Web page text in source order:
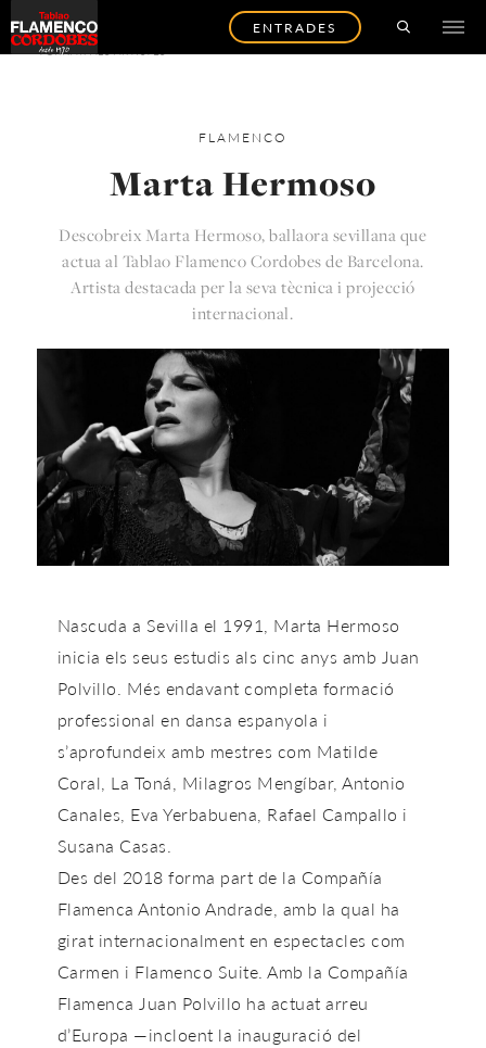
ENTRADES
TORNAR ALS ARTISTES
FLAMENCO
Marta Hermoso
Descobreix Marta Hermoso, ballaora sevillana que
actua al Tablao Flamenco Cordobes de Barcelona.
Artista destacada per la seva tècnica i projecció
internacional.
Nascuda a Sevilla el 1991, Marta Hermoso
inicia els seus estudis als cinc anys amb Juan
Polvillo. Més endavant completa formació
professional en dansa espanyola i
s’aprofundeix amb mestres com Matilde
Coral, La Toná, Milagros Mengíbar, Antonio
Canales, Eva Yerbabuena, Rafael Campallo i
Susana Casas.
Des del 2018 forma part de la Compañía
Flamenca Antonio Andrade, amb la qual ha
girat internacionalment en espectacles com
Carmen i Flamenco Suite. Amb la Compañía
Flamenca Juan Polvillo ha actuat arreu
d’Europa —incloent la inauguració del